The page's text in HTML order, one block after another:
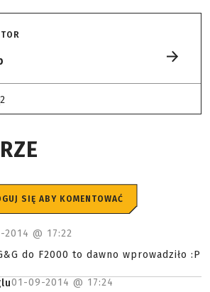
2
SIĘ ABY KOMENTOWAĆ
2014 @ 17:22
do F2000 to dawno wprowadziło :P
01-09-2014 @ 17:24